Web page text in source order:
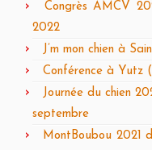
Congrès AMCV
2022
J’m mon chien à
Conférence à Yutz
Journée du chien
septembre
MontBoubou 2021